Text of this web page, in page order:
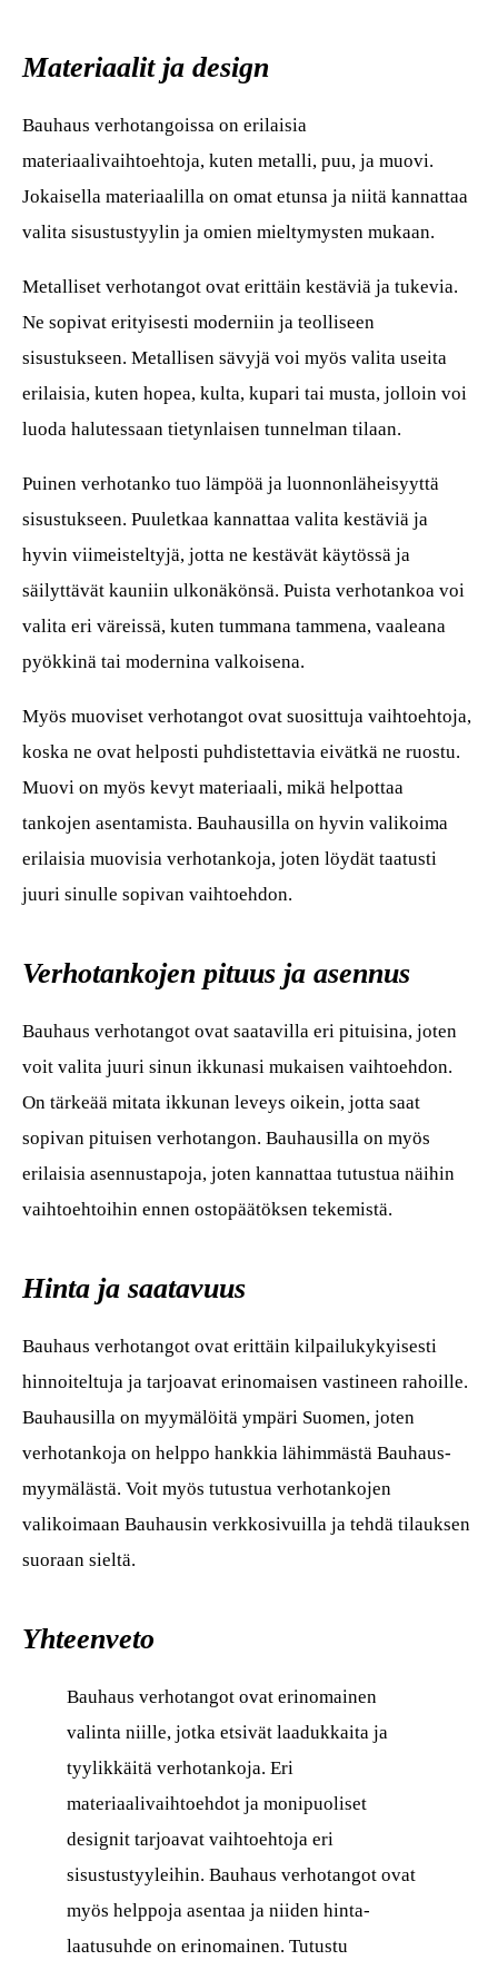
Materiaalit ja design
Bauhaus verhotangoissa on erilaisia
materiaalivaihtoehtoja, kuten metalli, puu, ja muovi.
Jokaisella materiaalilla on omat etunsa ja niitä kannattaa
valita sisustustyylin ja omien mieltymysten mukaan.
Metalliset verhotangot ovat erittäin kestäviä ja tukevia.
Ne sopivat erityisesti moderniin ja teolliseen
sisustukseen. Metallisen sävyjä voi myös valita useita
erilaisia, kuten hopea, kulta, kupari tai musta, jolloin voi
luoda halutessaan tietynlaisen tunnelman tilaan.
Puinen verhotanko tuo lämpöä ja luonnonläheisyyttä
sisustukseen. Puuletkaa kannattaa valita kestäviä ja
hyvin viimeisteltyjä, jotta ne kestävät käytössä ja
säilyttävät kauniin ulkonäkönsä. Puista verhotankoa voi
valita eri väreissä, kuten tummana tammena, vaaleana
pyökkinä tai modernina valkoisena.
Myös muoviset verhotangot ovat suosittuja vaihtoehtoja,
koska ne ovat helposti puhdistettavia eivätkä ne ruostu.
Muovi on myös kevyt materiaali, mikä helpottaa
tankojen asentamista. Bauhausilla on hyvin valikoima
erilaisia muovisia verhotankoja, joten löydät taatusti
juuri sinulle sopivan vaihtoehdon.
Verhotankojen pituus ja asennus
Bauhaus verhotangot ovat saatavilla eri pituisina, joten
voit valita juuri sinun ikkunasi mukaisen vaihtoehdon.
On tärkeää mitata ikkunan leveys oikein, jotta saat
sopivan pituisen verhotangon. Bauhausilla on myös
erilaisia asennustapoja, joten kannattaa tutustua näihin
vaihtoehtoihin ennen ostopäätöksen tekemistä.
Hinta ja saatavuus
Bauhaus verhotangot ovat erittäin kilpailukykyisesti
hinnoiteltuja ja tarjoavat erinomaisen vastineen rahoille.
Bauhausilla on myymälöitä ympäri Suomen, joten
verhotankoja on helppo hankkia lähimmästä Bauhaus-
myymälästä. Voit myös tutustua verhotankojen
valikoimaan Bauhausin verkkosivuilla ja tehdä tilauksen
suoraan sieltä.
Yhteenveto
Bauhaus verhotangot ovat erinomainen
valinta niille, jotka etsivät laadukkaita ja
tyylikkäitä verhotankoja. Eri
materiaalivaihtoehdot ja monipuoliset
designit tarjoavat vaihtoehtoja eri
sisustustyyleihin. Bauhaus verhotangot ovat
myös helppoja asentaa ja niiden hinta-
laatusuhde on erinomainen. Tutustu